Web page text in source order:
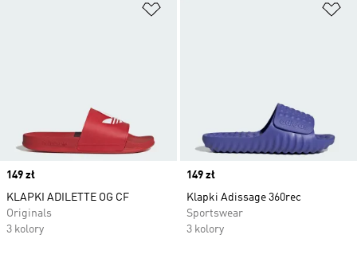
Price
149 zł
KLAPKI ADILETTE OG CF
Originals
3 kolory
Price
149 zł
Klapki Adissage 360rec
Sportswear
3 kolory